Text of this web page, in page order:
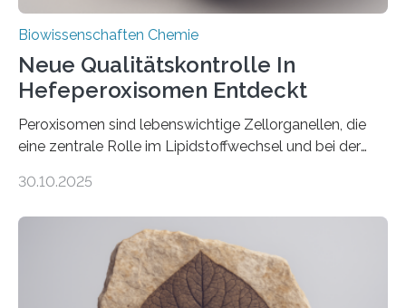
Biowissenschaften Chemie
Neue Qualitätskontrolle In
Hefeperoxisomen Entdeckt
Peroxisomen sind lebenswichtige Zellorganellen, die
eine zentrale Rolle im Lipidstoffwechsel und bei der
erfüllen können, müssen zahlreiche Enzyme präzise in
der Ruhr-Universität Bochum um Prof. Dr. Ralf Erdmann
und Dr. Ismaila Francis Yusuf hat nun einen bislang
unbekannten Qualitätskontrollmechanismus des
peroxisomalen Proteintransports in der Bäckerhefe
30.10.2025